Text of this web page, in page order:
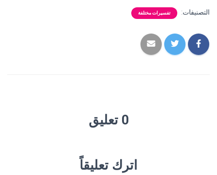
التصنيفات: تفسيرات مختلفة
0 تعليق
اترك تعليقاً